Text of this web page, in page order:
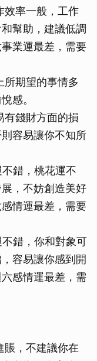
效率一般，工作
幫助，建議低調
業運最差，需要
所期望的事情多
感。
有錢財方面的損
容易讓你不知所
錯，桃花運不
，不妨創造美好
情運最差，需要
錯，你和對象可
容易讓你感到開
感情運最差，需
賬，不建議你在